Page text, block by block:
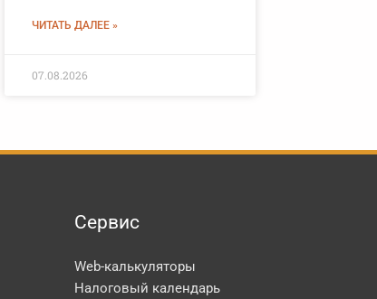
ЧИТАТЬ ДАЛЕЕ »
07.08.2026
Сервис
Web-калькуляторы
Налоговый календарь